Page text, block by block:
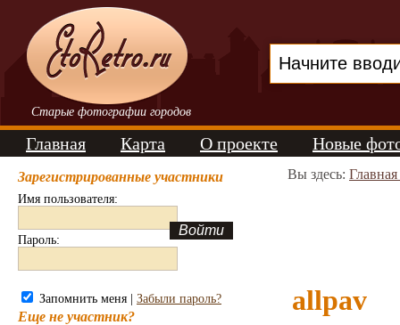
Старые фотографии городов
Главная Карта О проекте Новые
Зарегистрированные участники
Имя пользователя:
Пароль:
Запомнить меня | Забыли пароль?
Еще не участник?
Вы здесь:
allpav